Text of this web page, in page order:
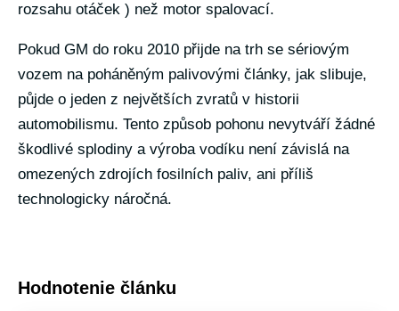
rozsahu otáček ) než motor spalovací.
Pokud GM do roku 2010 přijde na trh se sériovým
vozem na poháněným palivovými články, jak slibuje,
půjde o jeden z největších zvratů v historii
automobilismu. Tento způsob pohonu nevytváří žádné
škodlivé splodiny a výroba vodíku není závislá na
omezených zdrojích fosilních paliv, ani příliš
technologicky náročná.
Hodnotenie článku